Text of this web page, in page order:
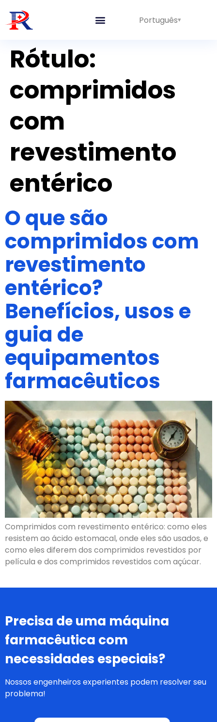
Português
Rótulo:
comprimidos
com
revestimento
entérico
O que são
comprimidos com
revestimento
entérico?
Benefícios, usos e
guia de
equipamentos
farmacêuticos
Comprimidos com revestimento entérico: como eles
resistem ao ácido estomacal, onde eles são usados, e
como eles diferem dos comprimidos revestidos por
película e dos comprimidos revestidos com açúcar.
Precisa de uma máquina
farmacêutica com
necessidades especiais?
Nossos engenheiros experientes podem resolver seu
problema!